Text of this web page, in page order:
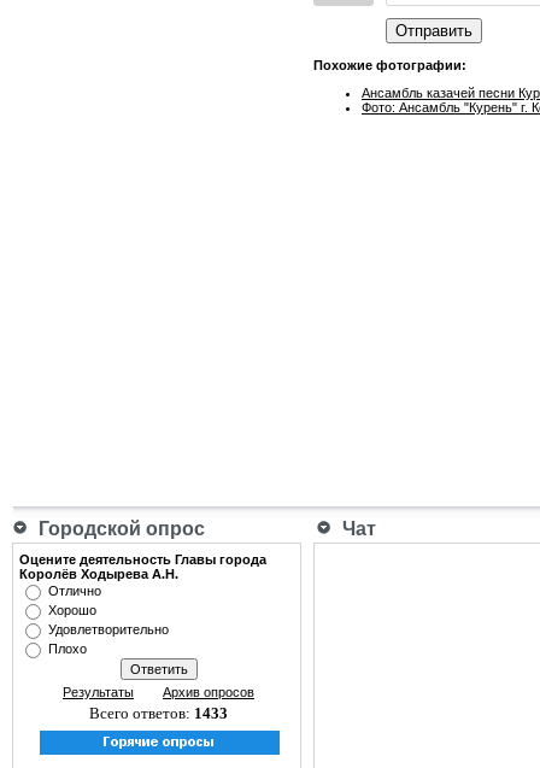
Отправить
Похожие фотографии:
Ансамбль казачей песни
Фото: Ансамбль "Курень" г.
Городской опрос Чат
Оцените деятельность Главы города
Королёв Ходырева А.Н.
Отлично
Хорошо
Удовлетворительно
Плохо
Результаты Архив опросов
Всего ответов: 1433